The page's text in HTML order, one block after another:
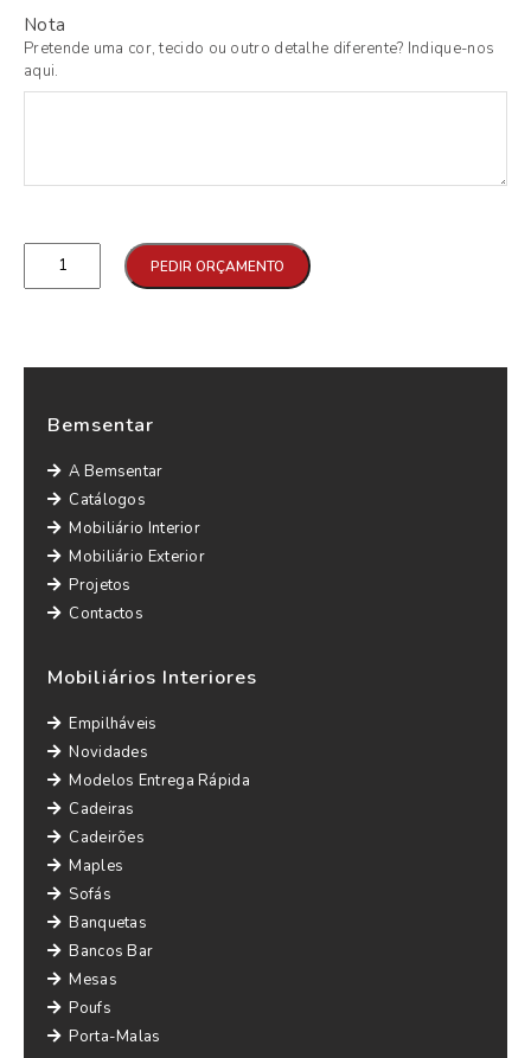
Nota
Pretende uma cor, tecido ou outro detalhe diferente? Indique-nos
aqui.
PEDIR ORÇAMENTO
Bemsentar
A Bemsentar
Catálogos
Mobiliário Interior
Mobiliário Exterior
Projetos
Contactos
Mobiliários Interiores
Empilháveis
Novidades
Modelos Entrega Rápida
Cadeiras
Cadeirões
Maples
Sofás
Banquetas
Bancos Bar
Mesas
Poufs
Porta-Malas